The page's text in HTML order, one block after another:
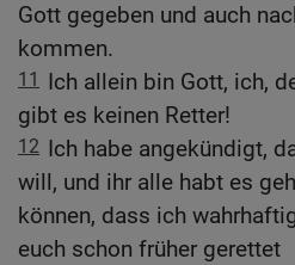
Gott gegeben und auch
kommen.
11
Ich allein bin Gott, ich,
gibt es keinen Retter!
12 Ich habe angekündigt,
will, und ihr alle habt es
können, dass ich
euch schon früher gerettet